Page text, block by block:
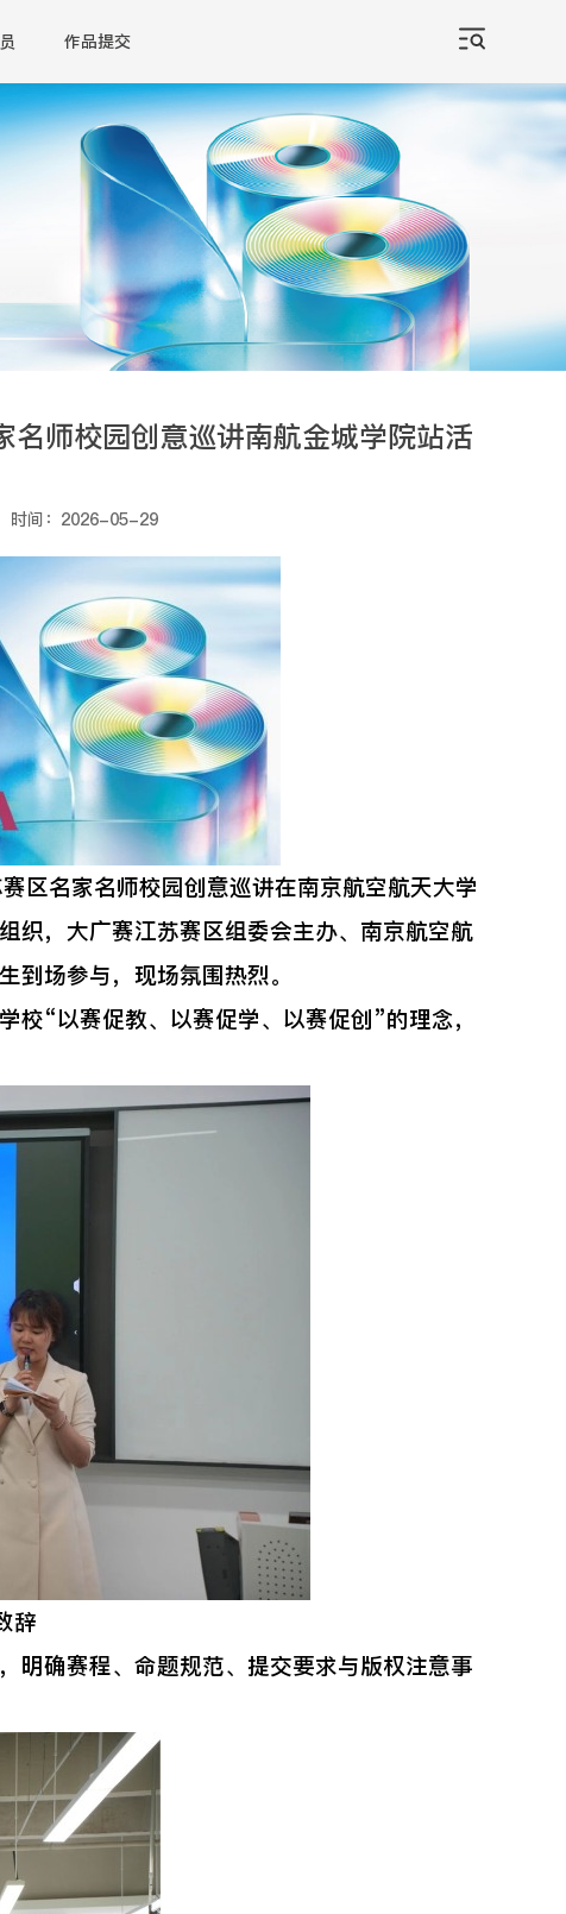
作品提交
师校园创意巡讲南航金城学院站活
时间：2026-05-29
名家名师校园创意巡讲在南京航空航天大学
织，大广赛江苏赛区组委会主办、南京航空航
到场参与，现场氛围热烈。
“以赛促教、以赛促学、以赛促创”的理念，
辞
确赛程、命题规范、提交要求与版权注意事